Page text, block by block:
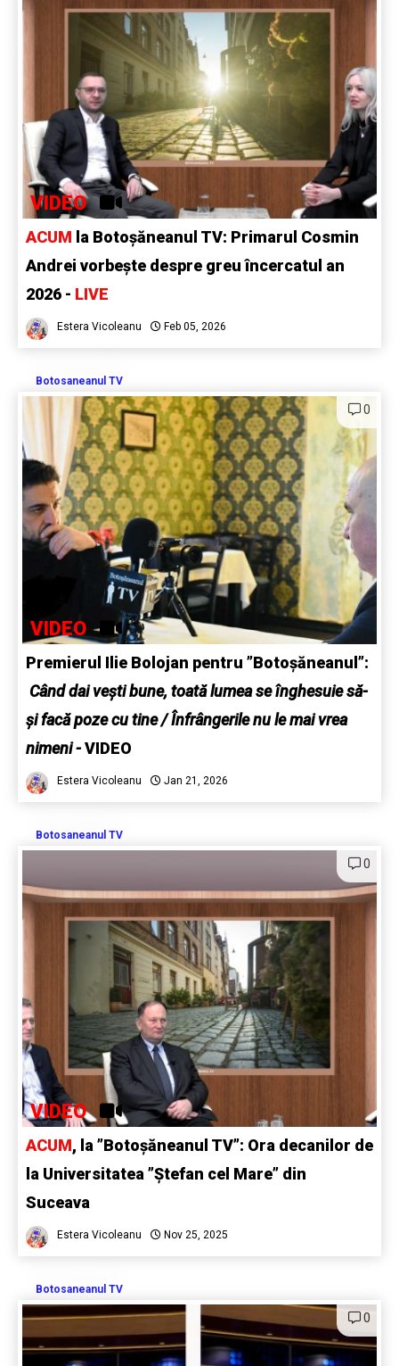
VIDEO
ACUM la Botoșăneanul TV: Primarul Cosmin
Andrei vorbește despre greu încercatul an
2026 - LIVE
Estera Vicoleanu Feb 05, 2026
Botosaneanul TV
0
VIDEO
Premierul Ilie Bolojan pentru ”Botoșăneanul”:
Când dai vești bune, toată lumea se înghesuie să-
și facă poze cu tine / Înfrângerile nu le mai vrea
nimeni -VIDEO
Estera Vicoleanu Jan 21, 2026
Botosaneanul TV
0
VIDEO
ACUM, la ”Botoșăneanul TV”: Ora decanilor de
la Universitatea ”Ștefan cel Mare” din
Suceava
Estera Vicoleanu Nov 25, 2025
Botosaneanul TV
0